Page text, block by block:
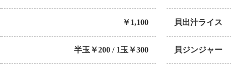
￥1,100
半玉￥200 / 1玉￥300
貝出汁ライス
貝ジンジャー